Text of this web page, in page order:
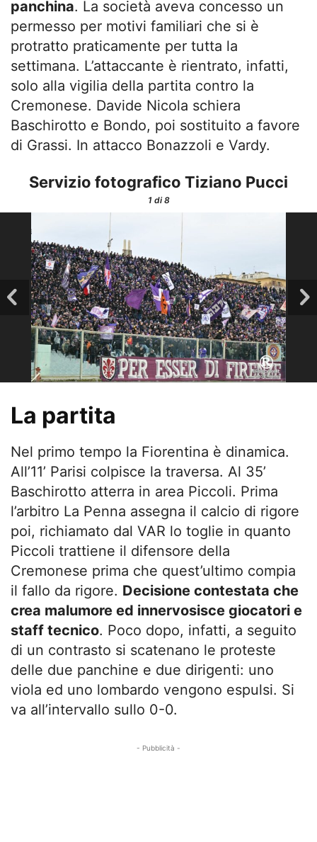
panchina. La società aveva concesso un
permesso per motivi familiari che si è
protratto praticamente per tutta la
settimana. L’attaccante è rientrato, infatti,
solo alla vigilia della partita contro la
Cremonese. Davide Nicola schiera
Baschirotto e Bondo, poi sostituito a favore
di Grassi. In attacco Bonazzoli e Vardy.
Servizio fotografico Tiziano Pucci
1di 8
La partita
Nel primo tempo la Fiorentina è dinamica.
All’11’ Parisi colpisce la traversa. Al 35’
Baschirotto atterra in area Piccoli. Prima
l’arbitro La Penna assegna il calcio di rigore
poi, richiamato dal VAR lo toglie in quanto
Piccoli trattiene il difensore della
Cremonese prima che quest’ultimo compia
il fallo da rigore. Decisione contestata che
crea malumore ed innervosisce giocatori e
staff tecnico. Poco dopo, infatti, a seguito
di un contrasto si scatenano le proteste
delle due panchine e due dirigenti: uno
viola ed uno lombardo vengono espulsi. Si
va all’intervallo sullo 0-0.
- Pubblicità -